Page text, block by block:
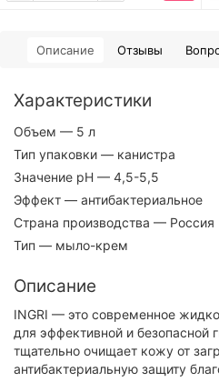
Описание Отзывы
Характеристики
Объем — 5 л
Тип упаковки — канистра
Значение pH — 4,5-5,5
Эффект — антибактериальное
Страна производства — Россия
Тип — мыло-крем
Описание
INGRI — это современное
для эффективной и безопасной
тщательно очищает кожу от
антибактериальную защиту